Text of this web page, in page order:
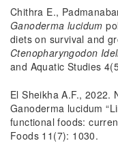
Chithra E.,
Ganoderma lucidum
diets on survival and
Ctenopharyngodon
and Aquatic Studies
El Sheikha A.F., 2022.
Ganoderma lucidum
functional foods:
Foods 11(7): 1030.